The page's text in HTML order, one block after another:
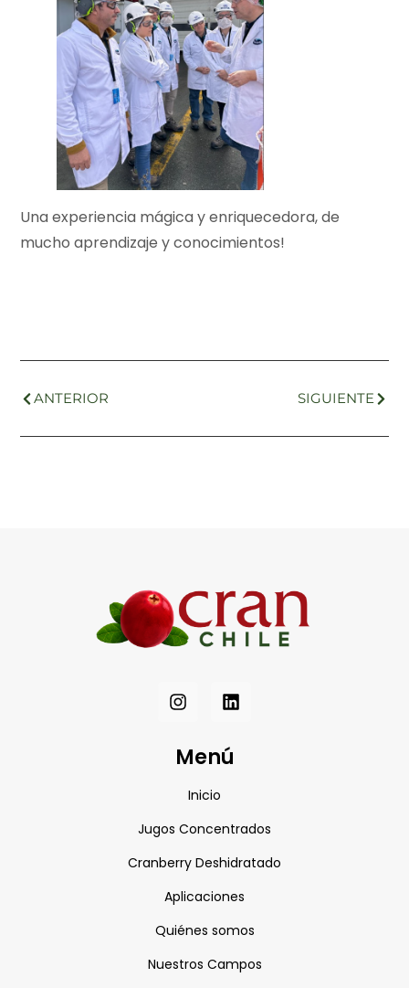
Una experiencia mágica y enriquecedora, de
mucho aprendizaje y conocimientos!
ANTERIOR SIGUIENTE
Menú
Inicio
Jugos Concentrados
Cranberry Deshidratado
Aplicaciones
Quiénes somos
Nuestros Campos